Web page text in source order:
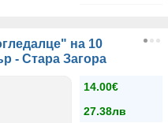
на 10
- Стара Загора
14.00€
27.38лв